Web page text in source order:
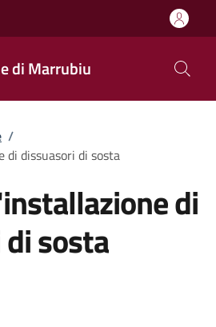
di Marrubiu
/
di dissuasori di sosta
di
sosta